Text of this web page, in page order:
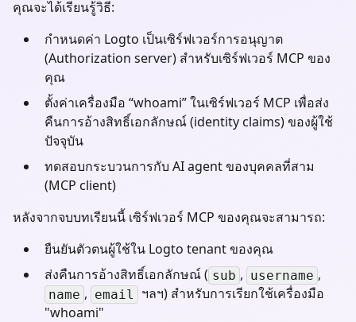
คุณจะได้เรียนรู้วิธี:
กำหนดค่า Logto เป็นเซิร์ฟเวอร์การอนุญาต
(Authorization server) สำหรับเซิร์ฟเวอร์ MCP ของ
คุณ
ตั้งค่าเครื่องมือ “whoami” ในเซิร์ฟเวอร์ MCP เพื่อส่ง
คืนการอ้างสิทธิ์เอกลักษณ์ (identity claims) ของผู้ใช้
ปัจจุบัน
ทดสอบกระบวนการกับ AI agent ของบุคคลที่สาม
(MCP client)
หลังจากจบบทเรียนนี้ เซิร์ฟเวอร์ MCP ของคุณจะสามารถ:
ยืนยันตัวตนผู้ใช้ใน Logto tenant ของคุณ
ส่งคืนการอ้างสิทธิ์เอกลักษณ์ ( sub , username ,
name , email
ฯลฯ) สำหรับการเรียกใช้เครื่องมือ
"whoami"